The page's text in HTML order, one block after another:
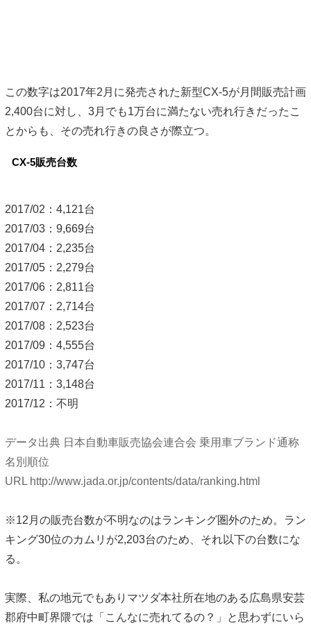
この数字は2017年2月に発売された新型CX-5が月間販売計画
2,400台に対し、3月でも1万台に満たない売れ行きだったこ
とからも、その売れ行きの良さが際立つ。
CX-5販売台数
2017/02：4,121台
2017/03：9,669台
2017/04：2,235台
2017/05：2,279台
2017/06：2,811台
2017/07：2,714台
2017/08：2,523台
2017/09：4,555台
2017/10：3,747台
2017/11：3,148台
2017/12：不明
データ出典 日本自動車販売協会連合会 乗用車ブランド通称
名別順位
URL http://www.jada.or.jp/contents/data/ranking.html
※12月の販売台数が不明なのはランキング圏外のため。ラン
キング30位のカムリが2,203台のため、それ以下の台数にな
る。
実際、私の地元でもありマツダ本社所在地のある広島県安芸
郡府中町界隈では「こんなに売れてるの？」と思わずにいら